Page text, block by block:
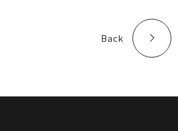
Back